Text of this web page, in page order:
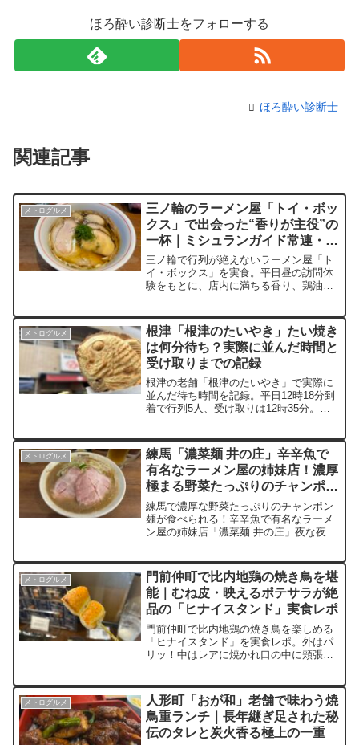
ほろ酔い診断士をフォローする
ほろ酔い診断士
関連記事
メトログルメ
三ノ輪のラーメン屋「トイ・ボッ
クス」で出会った“香りが主役”の
一杯｜ミシュランガイド常連・醤
油ラーメン
三ノ輪で行列が絶えないラーメン屋「ト
イ・ボックス」を実食。平日昼の訪問体
験をもとに、店内に満ちる香り、鶏油が
た。ミシュランガイド常連として知られ
る一杯は、濃厚さではなく“香りと余
韻”で記憶に残る。清湯系醤油ラーメンが
好きな人に届けた至高の１ページ。
メトログルメ
根津「根津のたいやき」たい焼き
は何分待ち？実際に並んだ時間と
受け取りまでの記録
根津の老舗「根津のたいやき」で実際に
並んだ待ち時間を記録。平日12時18分到
着で行列5人、受け取りは12時35分。並
験ベースで詳しく解説。薄皮パリパリの
たい焼きと甘さ控えめの餡の味わいも五
感で紹介。谷根千散歩や食べ歩きの参考
になるリアルな訪問記。
メトログルメ
練馬「濃菜麺 井の庄」辛辛魚で
有名なラーメン屋の姉妹店！濃厚
極まる野菜たっぷりのチャンポン
麺
練馬で濃厚な野菜たっぷりのチャンポン
麺が食べられる！辛辛魚で有名なラーメ
ン屋の姉妹店「濃菜麺 井の庄」夜な夜な
が極まった一杯。一口啜ると一般的なラ
ーメン店では味わった事のない衝撃に襲
われます。あまりの美味さに完食完飲必
死！
メトログルメ
門前仲町で比内地鶏の焼き鳥を堪
能｜むね皮・映えるポテサラが絶
品の「ヒナイスタンド」実食レポ
門前仲町で比内地鶏の焼き鳥を楽しめる
「ヒナイスタンド」を実食レポ。外はパ
リッ！中はレアに焼かれ口の中に頬張る
SNS映え間違いなしの「いぶりがっこタ
ルタルのポテサラ」など、香り・食感・
味の全てを五感で楽しめる焼き鳥酒場。
皮好き必訪の一軒。
メトログルメ
人形町「おが和」老舗で味わう焼
鳥重ランチ｜長年継ぎ足された秘
伝のタレと炭火香る極上の一重